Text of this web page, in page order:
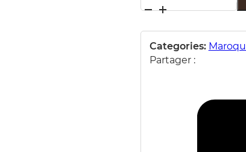
de
Globe
Trotteur
Categories:
Partager :